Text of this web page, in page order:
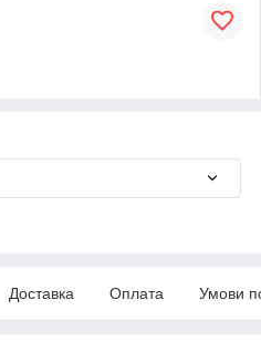
Доставка Оплата Умови